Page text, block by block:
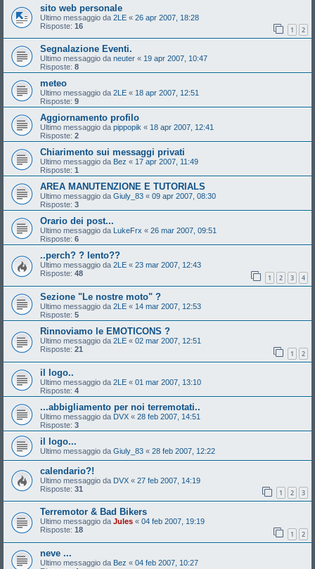
sito web personale
Ultimo messaggio da 2LE « 26 apr 2007, 18:28
Risposte: 16 1 2
Segnalazione Eventi.
Ultimo messaggio da neuter « 19 apr 2007, 10:47
Risposte: 8
meteo
Ultimo messaggio da 2LE « 18 apr 2007, 12:51
Risposte: 9
Aggiornamento profilo
Ultimo messaggio da pippopik « 18 apr 2007, 12:41
Risposte: 2
Chiarimento sui messaggi privati
Ultimo messaggio da Bez « 17 apr 2007, 11:49
Risposte: 1
AREA MANUTENZIONE E TUTORIALS
Ultimo messaggio da Giuly_83 « 09 apr 2007, 08:30
Risposte: 3
Orario dei post...
Ultimo messaggio da LukeFrx « 26 mar 2007, 09:51
Risposte: 6
..perch? ? lento??
Ultimo messaggio da 2LE « 23 mar 2007, 12:43
Risposte: 48 1 2 3 4
Sezione "Le nostre moto" ?
Ultimo messaggio da 2LE « 14 mar 2007, 12:53
Risposte: 5
Rinnoviamo le EMOTICONS ?
Ultimo messaggio da 2LE « 02 mar 2007, 12:51
Risposte: 21 1 2
il logo..
Ultimo messaggio da 2LE « 01 mar 2007, 13:10
Risposte: 4
...abbigliamento per noi terremotati..
Ultimo messaggio da DVX « 28 feb 2007, 14:51
Risposte: 3
il logo...
Ultimo messaggio da Giuly_83 « 28 feb 2007, 12:22
calendario?!
Ultimo messaggio da DVX « 27 feb 2007, 14:19
Risposte: 31 1 2 3
Terremotor & Bad Bikers
Ultimo messaggio da Jules « 04 feb 2007, 19:19
Risposte: 18 1 2
neve ...
Ultimo messaggio da Bez « 04 feb 2007, 10:27